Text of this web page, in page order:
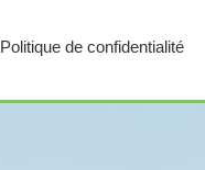
Politique de confidentialité